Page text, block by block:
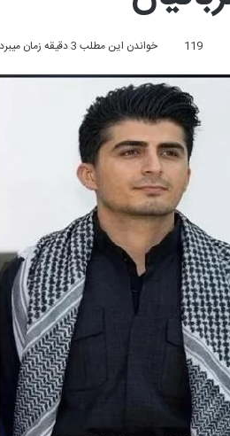
119 خواندن این مطلب 3 دقیقه زمان میبرد